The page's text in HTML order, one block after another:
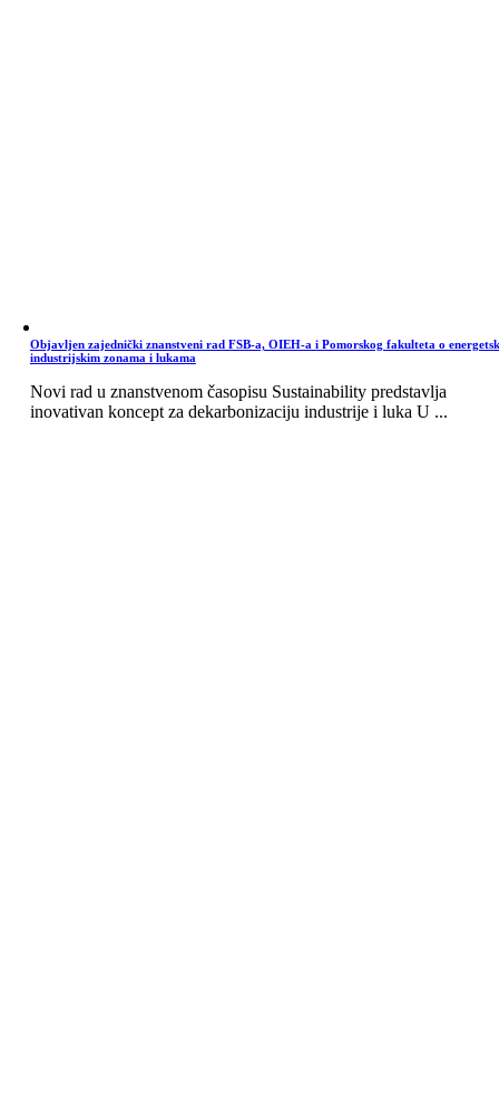
Objavljen zajednički znanstveni rad FSB-a, OIEH-a i Pomorskog fakulteta o
industrijskim zonama i lukama
Novi rad u znanstvenom časopisu Sustainability predstavlja
inovativan koncept za dekarbonizaciju industrije i luka U ...